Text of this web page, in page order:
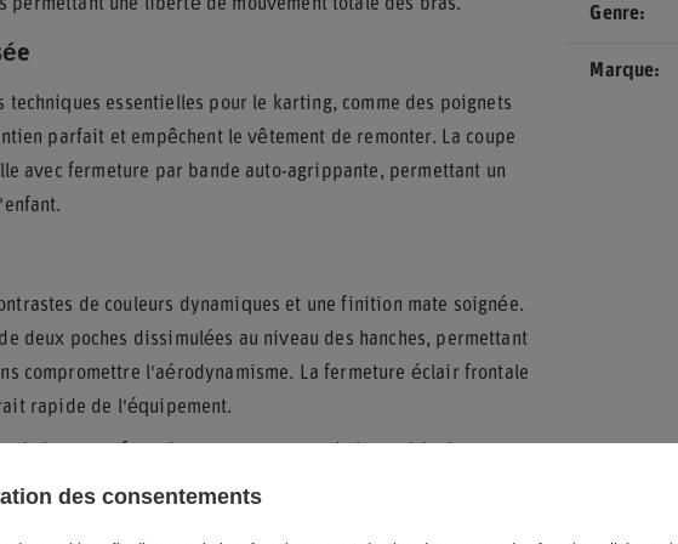
permettant une liberté de mouvement totale des bras.
essentielles pour le karting, comme des poignets
parfait et empêchent le vêtement de remonter. La coupe
avec fermeture par bande auto-agrippante, permettant un
de couleurs dynamiques et une finition mate soignée.
deux poches dissimulées au niveau des hanches, permettant
compromettre l'aérodynamisme. La fermeture éclair frontale
rapide de l'équipement.
du buste renforce l'aspect protecteur de la combinaison tout
professionnel. Ce modèle représente un excellent
Genre
Marque
des consentements